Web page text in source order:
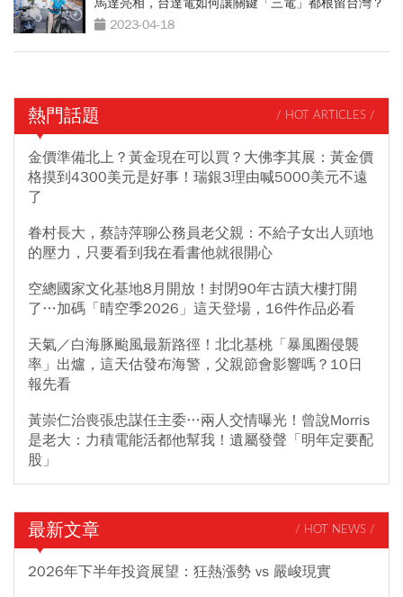
2023-04-18
熱門話題 / HOT ARTICLES /
金價準備北上？黃金現在可以買？大佛李其展：黃金價
格摸到4300美元是好事！瑞銀3理由喊5000美元不遠
了
眷村長大，蔡詩萍聊公務員老父親：不給子女出人頭地
的壓力，只要看到我在看書他就很開心
空總國家文化基地8月開放！封閉90年古蹟大樓打開
了…加碼「晴空季2026」這天登場，16件作品必看
天氣／白海豚颱風最新路徑！北北基桃「暴風圈侵襲
率」出爐，這天估發布海警，父親節會影響嗎？10日
報先看
黃崇仁治喪張忠謀任主委…兩人交情曝光！曾說Morris
是老大：力積電能活都他幫我！遺屬發聲「明年定要配
股」
最新文章 / HOT NEWS /
2026年下半年投資展望：狂熱漲勢 vs 嚴峻現實